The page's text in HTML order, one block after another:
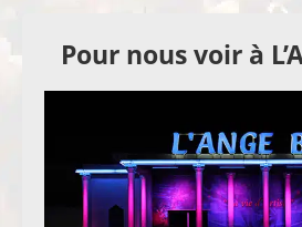
Pour nous voir à